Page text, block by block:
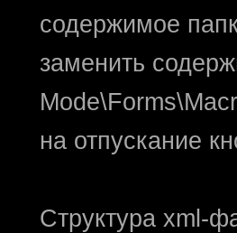
содержимое
заменить
на отпускание
Структура xml-